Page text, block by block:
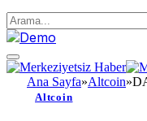
Ana Sayfa»Altcoin»
Altcoin